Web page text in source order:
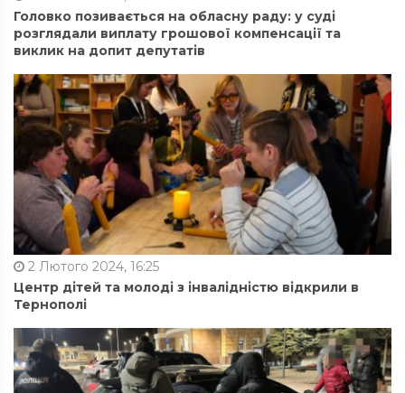
Головко позивається на обласну раду: у суді
розглядали виплату грошової компенсації та
виклик на допит депутатів
2 Лютого 2024, 16:25
Центр дітей та молоді з інвалідністю відкрили в
Тернополі